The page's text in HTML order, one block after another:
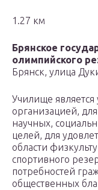
1.27 км
Брянское
олимпийского
Брянск, улица
Училище
организацией,
научных,
целей, для
области
спортивного
потребностей
общественных